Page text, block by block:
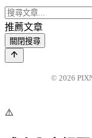
推薦文章
關閉搜尋
© 2026
⚠️